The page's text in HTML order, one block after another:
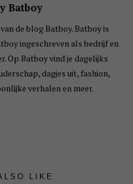
Batboy
de blog Batboy. Batboy is
ingeschreven als bedrijf en
Op Batboy vind je dagelijks
dagjes uit, fashion,
verhalen en meer.
LIKE